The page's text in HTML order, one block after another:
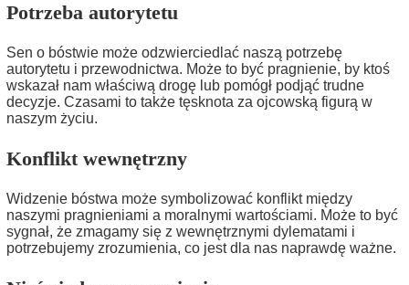
Potrzeba autorytetu
Sen o bóstwie może odzwierciedlać naszą potrzebę
autorytetu i przewodnictwa. Może to być pragnienie, by ktoś
wskazał nam właściwą drogę lub pomógł podjąć trudne
decyzje. Czasami to także tęsknota za ojcowską figurą w
naszym życiu.
Konflikt wewnętrzny
Widzenie bóstwa może symbolizować konflikt między
naszymi pragnieniami a moralnymi wartościami. Może to być
sygnał, że zmagamy się z wewnętrznymi dylematami i
potrzebujemy zrozumienia, co jest dla nas naprawdę ważne.